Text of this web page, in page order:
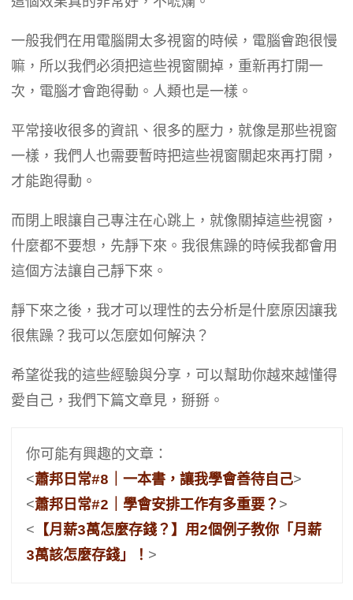
一般我們在用電腦開太多視窗的時候，電腦會跑很慢
嘛，所以我們必須把這些視窗關掉，重新再打開一
次，電腦才會跑得動。人類也是一樣。
平常接收很多的資訊、很多的壓力，就像是那些視窗
一樣，我們人也需要暫時把這些視窗關起來再打開，
才能跑得動。
而閉上眼讓自己專注在心跳上，就像關掉這些視窗，
什麼都不要想，先靜下來。我很焦躁的時候我都會用
這個方法讓自己靜下來。
靜下來之後，我才可以理性的去分析是什麼原因讓我
很焦躁？我可以怎麼如何解決？
希望從我的這些經驗與分享，可以幫助你越來越懂得
愛自己，我們下篇文章見，掰掰。
你可能有興趣的文章：
<蕭邦日常#8｜一本書，讓我學會善待自己>
<蕭邦日常#2｜學會安排工作有多重要？ >
< 【月薪3萬怎麼存錢？】用2個例子教你「月薪
3萬該怎麼存錢」！ >